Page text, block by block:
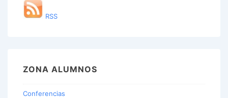
RSS
ZONA ALUMNOS
Conferencias